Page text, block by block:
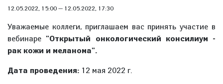
12.05.2022, 15:00 — 12.05.2022, 17:30
Уважаемые коллеги, приглашаем вас принять участие в
вебинаре"Открытый онкологический консилиум -
рак кожи и меланома".
Дата проведения: 12 мая 2022 г.